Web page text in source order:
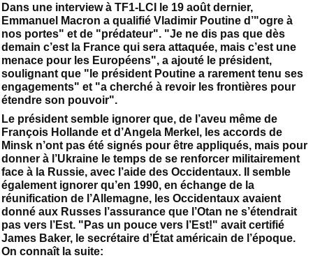
Dans une interview à TF1-LCI le 19 août dernier,
Emmanuel Macron a qualifié Vladimir Poutine d’"ogre à
nos portes" et de "prédateur". "Je ne dis pas que dès
demain c’est la France qui sera attaquée, mais c’est une
menace pour les Européens", a ajouté le président,
soulignant que "le président Poutine a rarement tenu ses
engagements" et "a cherché à revoir les frontières pour
étendre son pouvoir".
Le président semble ignorer que, de l’aveu même de
François Hollande et d’Angela Merkel, les accords de
Minsk n’ont pas été signés pour être appliqués, mais pour
donner à l’Ukraine le temps de se renforcer militairement
face à la Russie, avec l’aide des Occidentaux. Il semble
également ignorer qu’en 1990, en échange de la
réunification de l’Allemagne, les Occidentaux avaient
donné aux Russes l’assurance que l’Otan ne s’étendrait
pas vers l’Est. "Pas un pouce vers l’Est!" avait certifié
James Baker, le secrétaire d’État américain de l’époque.
On connaît la suite: